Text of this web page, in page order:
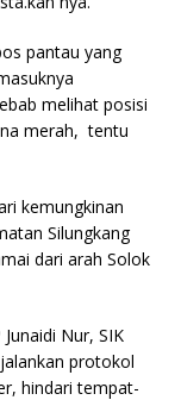
pantau yang
melihat posisi
merah, tentu
kemungkinan
Silungkang
dari arah Solok
Nur, SIK
protokol
hindari tempat-